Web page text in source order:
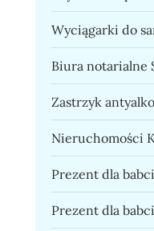
Wyciągarki do
Biura notarialne
Zastrzyk
Nieruchomości
Prezent dla
Prezent dla